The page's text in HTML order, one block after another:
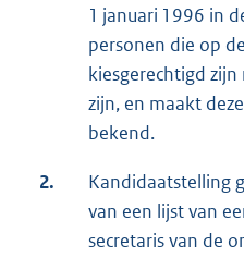
1 januari 1996 in
personen die op
kiesgerechtigd
zijn, en maakt
bekend.
2.
Kandidaatstelling
van een lijst van
secretaris van de